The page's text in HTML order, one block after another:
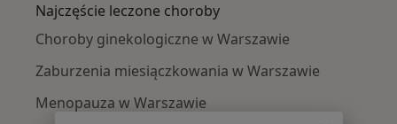
Najczęście leczone choroby
Choroby ginekologiczne w Warszawie
Zaburzenia miesiączkowania w Warszawie
Menopauza w Warszawie